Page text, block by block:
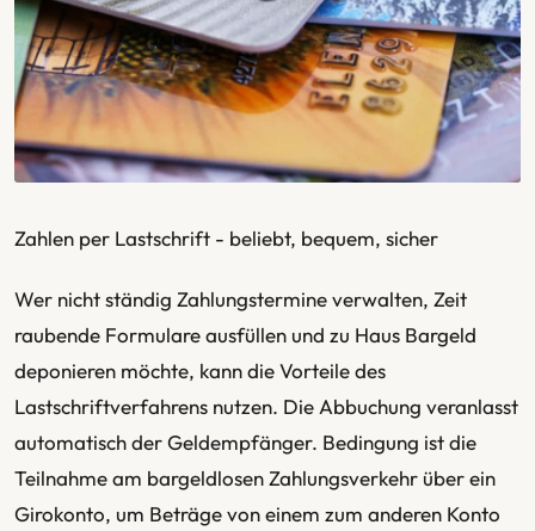
Zahlen per Lastschrift - beliebt, bequem, sicher
Wer nicht ständig Zahlungstermine verwalten, Zeit
raubende Formulare ausfüllen und zu Haus Bargeld
deponieren möchte, kann die Vorteile des
Lastschriftverfahrens nutzen. Die Abbuchung veranlasst
automatisch der Geldempfänger. Bedingung ist die
Teilnahme am bargeldlosen Zahlungsverkehr über ein
Girokonto, um Beträge von einem zum anderen Konto